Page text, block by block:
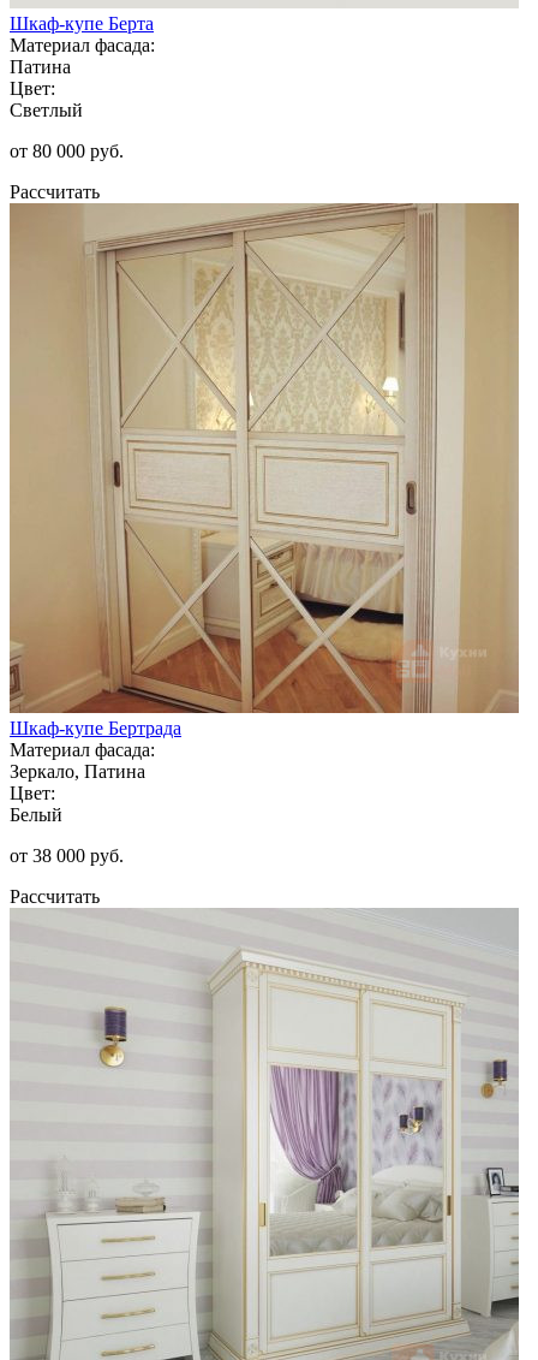
Шкаф-купе Берта
Материал фасада:
Патина
Цвет:
Светлый
от 80 000 руб.
Рассчитать
Шкаф-купе Бертрада
Материал фасада:
Зеркало, Патина
Цвет:
Белый
от 38 000 руб.
Рассчитать